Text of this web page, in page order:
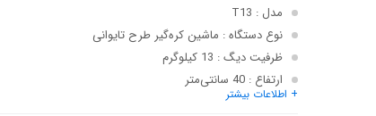
مدل: T13
نوع دستگاه: ماشین کره‌گیر طرح تایوانی
ظرفیت دیگ: 13 کیلوگرم
ارتفاع: 40 سانتی‌متر
دهنه: 17 سانتی‌متر
+ اطلاعات بیشتر